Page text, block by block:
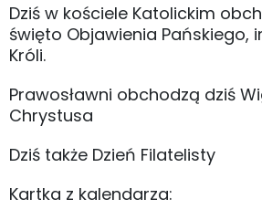
Dziś w kościele Katolickim
święto Objawienia Pańskiego,
Króli.
Prawosławni obchodzą dziś
Chrystusa
Dziś także Dzień Filatelisty
Kartka z kalendarza: